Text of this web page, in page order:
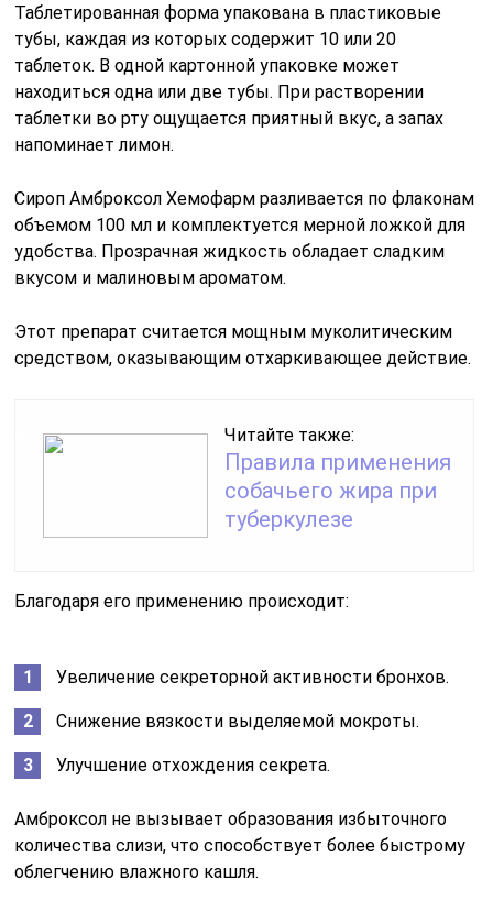
Таблетированная форма упакована в пластиковые
тубы, каждая из которых содержит 10 или 20
таблеток. В одной картонной упаковке может
находиться одна или две тубы. При растворении
таблетки во рту ощущается приятный вкус, а запах
напоминает лимон.
Сироп Амброксол Хемофарм разливается по флаконам
объемом 100 мл и комплектуется мерной ложкой для
удобства. Прозрачная жидкость обладает сладким
вкусом и малиновым ароматом.
Этот препарат считается мощным муколитическим
средством, оказывающим отхаркивающее действие.
Читайте также:
Правила применения
собачьего жира при
туберкулезе
Благодаря его применению происходит:
Увеличение секреторной активности бронхов.
Снижение вязкости выделяемой мокроты.
Улучшение отхождения секрета.
Амброксол не вызывает образования избыточного
количества слизи, что способствует более быстрому
облегчению влажного кашля.